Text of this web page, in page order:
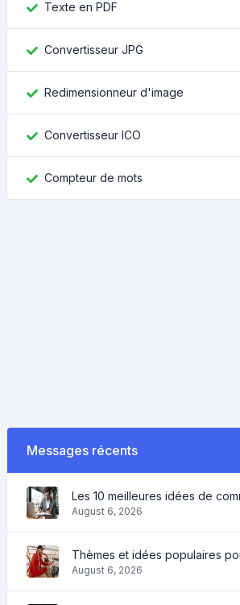
Texte en PDF
Convertisseur JPG
Redimensionneur d'image
Convertisseur ICO
Compteur de mots
Messages récents
August 6, 2026
August 6, 2026